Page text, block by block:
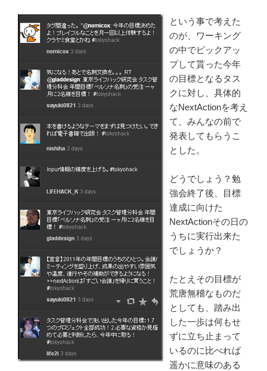
という事で考えた
のが、ワーキング
の中でピックアッ
プして貰った今年
の目標となるタス
クに対し、具体的
なNextActionを考え
て、みんなの前で
発表してもらうこ
とした。
どうでしょう？勉
強会終了後、目標
達成に向けた
NextActionその日の
うちに実行出来た
でしょうか？
たとえその目標が
荒唐無稽なものだ
としても、踏み出
した一歩は何もせ
ずに立ち止まって
いるのに比べれば
遥かに意味のある